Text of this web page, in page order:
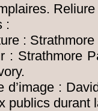
:
:
: Strathmore
d’image :
publics durant